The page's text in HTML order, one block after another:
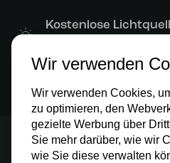
Kostenlose
Sichere Online-
Sichere Zahlung im
Stay up to date
Wir verwenden
Wir verwenden Cookies,
zu optimieren, den
gezielte Werbung über
Sie mehr darüber, wie wir
wie Sie diese verwalten